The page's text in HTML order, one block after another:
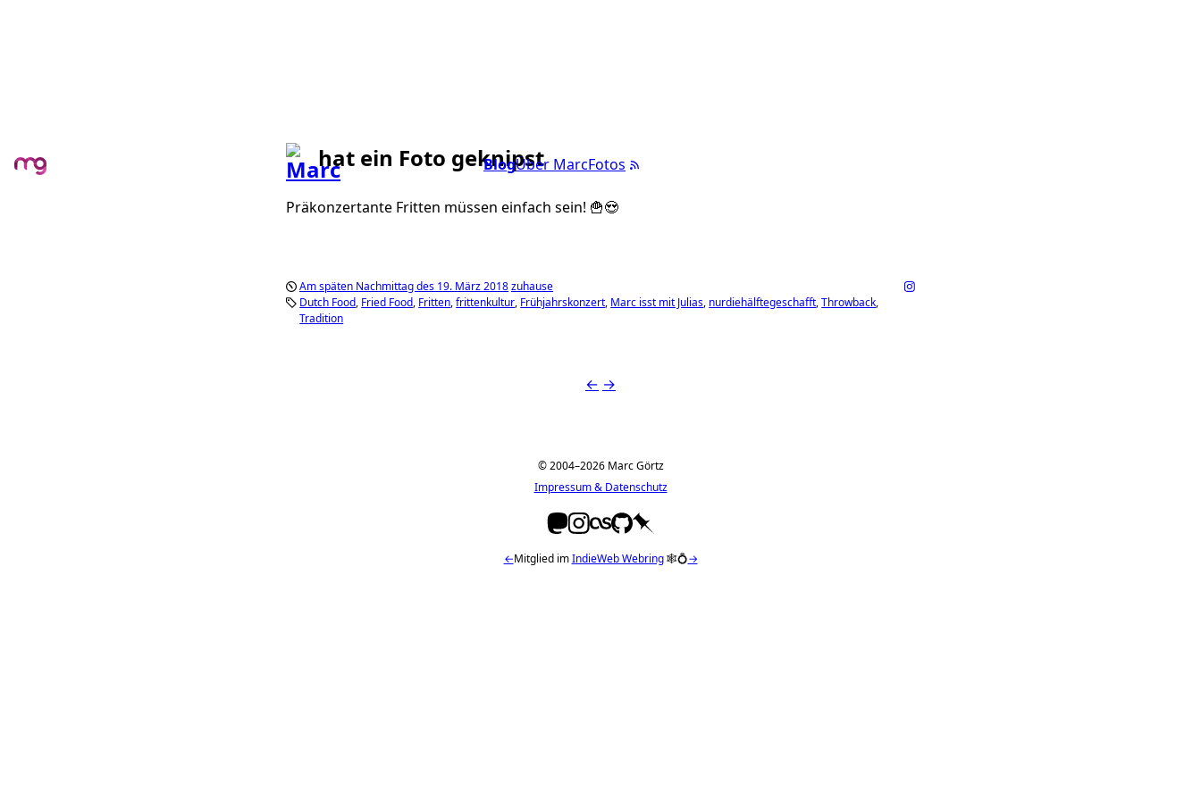
BlogÜber MarcFotos
hat ein Foto geknipst
Präkonzertante Fritten müssen einfach sein! 🍟😍
Am späten Nachmittag des 19. März 2018zuhause
Dutch Food Fried Food Fritten frittenkultur Frühjahrskonzert Marc isst mit Julias nurdiehälftegeschafft Throwback
Tradition
← →
© 2004–2026 Marc Görtz
Impressum & Datenschutz
←Mitglied imIndieWeb Webring🕸💍→